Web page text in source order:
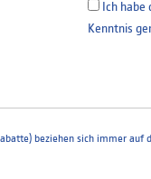
Ich habe
Kenntnis
beziehen sich immer auf